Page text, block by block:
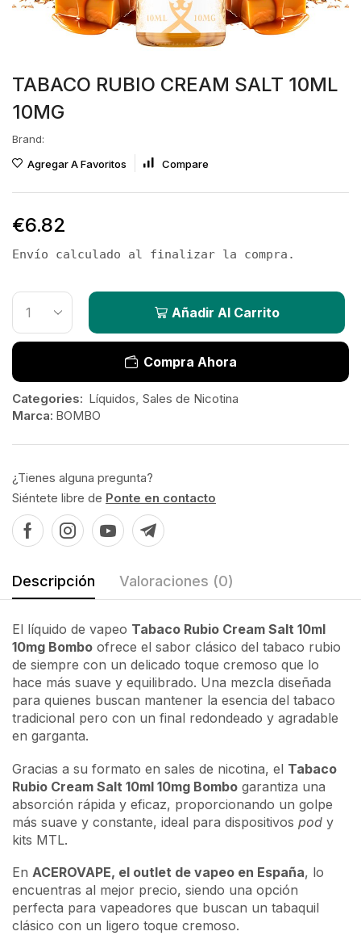
TABACO RUBIO CREAM SALT 10ML
10MG
Brand:
Agregar A Favoritos
Compare
€6.82
Envío calculado al finalizar la compra.
Añadir Al Carrito
Compra Ahora
Categories: Líquidos, Sales de Nicotina
Marca: BOMBO
¿Tienes alguna pregunta?
Siéntete libre de Ponte en contacto
Descripción Valoraciones (0)
El líquido de vapeo Tabaco Rubio Cream Salt 10ml
10mg Bombo ofrece el sabor clásico del tabaco rubio
de siempre con un delicado toque cremoso que lo
hace más suave y equilibrado. Una mezcla diseñada
para quienes buscan mantener la esencia del tabaco
tradicional pero con un final redondeado y agradable
en garganta.
Gracias a su formato en sales de nicotina, el Tabaco
Rubio Cream Salt 10ml 10mg Bombo garantiza una
absorción rápida y eficaz, proporcionando un golpe
más suave y constante, ideal para dispositivos pod y
kits MTL.
En ACEROVAPE, el outlet de vapeo en España, lo
encuentras al mejor precio, siendo una opción
perfecta para vapeadores que buscan un tabaquil
clásico con un ligero toque cremoso.